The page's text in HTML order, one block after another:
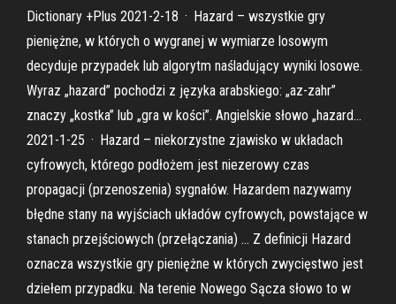
Dictionary +Plus 2021-2-18 · Hazard – wszystkie gry
pieniężne, w których o wygranej w wymiarze losowym
decyduje przypadek lub algorytm naśladujący wyniki losowe.
Wyraz „hazard” pochodzi z języka arabskiego: „az-zahr”
znaczy „kostka” lub „gra w kości”. Angielskie słowo „hazard…
2021-1-25 · Hazard – niekorzystne zjawisko w układach
cyfrowych, którego podłożem jest niezerowy czas
propagacji (przenoszenia) sygnałów. Hazardem nazywamy
błędne stany na wyjściach układów cyfrowych, powstające w
stanach przejściowych (przełączania) … Z definicji Hazard
oznacza wszystkie gry pieniężne w których zwycięstwo jest
dziełem przypadku. Na terenie Nowego Sącza słowo to w